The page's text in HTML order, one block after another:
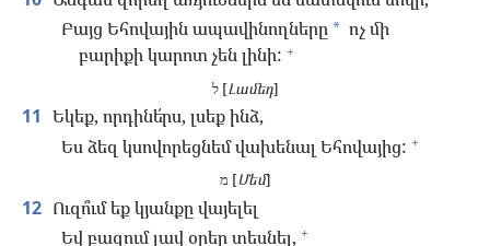
Բայց Եհովային ապավինողները * ոչ մի
բարիքի կարոտ չեն լինի: +
ל [Լամեդ]
11 Եկեք, որդինե՛րս, լսեք ինձ,
Ես ձեզ կսովորեցնեմ վախենալ Եհովայից: +
מ [Մեմ]
12 Ուզո՞ւմ եք կյանքը վայելել
Եվ բազում լավ օրեր տեսնել, +